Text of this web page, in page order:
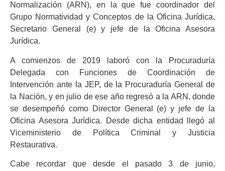
Normalización (ARN), en la que fue coordinador del
Grupo Normatividad y Conceptos de la Oficina Jurídica,
Secretario General (e) y jefe de la Oficina Asesora
Jurídica.
A comienzos de 2019 laboró con la Procuraduría
Delegada con Funciones de Coordinación de
Intervención ante la JEP, de la Procuraduría General de
la Nación, y en julio de ese año regresó a la ARN, donde
se desempeñó como Director General (e) y jefe de la
Oficina Asesora Jurídica. Desde dicha entidad llegó al
Viceministerio de Política Criminal y Justicia
Restaurativa.
Cabe recordar que desde el pasado 3 de junio,